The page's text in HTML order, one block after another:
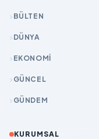
BÜLTEN
DÜNYA
EKONOMİ
GÜNCEL
GÜNDEM
KURUMSAL